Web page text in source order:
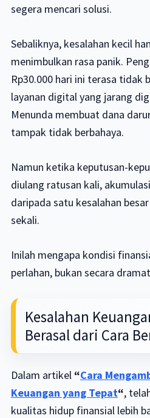
segera mencari solusi.
Sebaliknya, kesalahan kecil
menimbulkan rasa panik.
Rp30.000 hari ini terasa tidak
layanan digital yang jarang
Menunda membuat dana
tampak tidak berbahaya.
Namun ketika keputusan-
diulang ratusan kali,
daripada satu kesalahan
sekali.
Inilah mengapa kondisi
perlahan, bukan secara
Kesalahan
Berasal dari Cara
Dalam artikel “Cara
Keuangan yang Tepat“,
kualitas hidup finansial lebih